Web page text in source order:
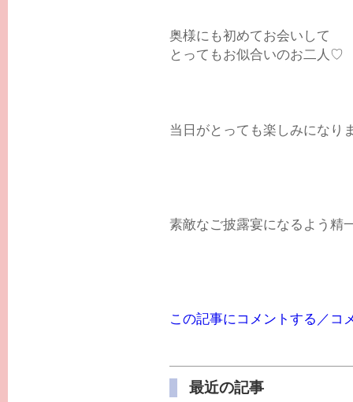
奥様にも初めてお会いして
とってもお似合いのお二人♡
当日がとっても楽しみにな
素敵なご披露宴になるよう
この記事にコメントする／コ
最近の記事